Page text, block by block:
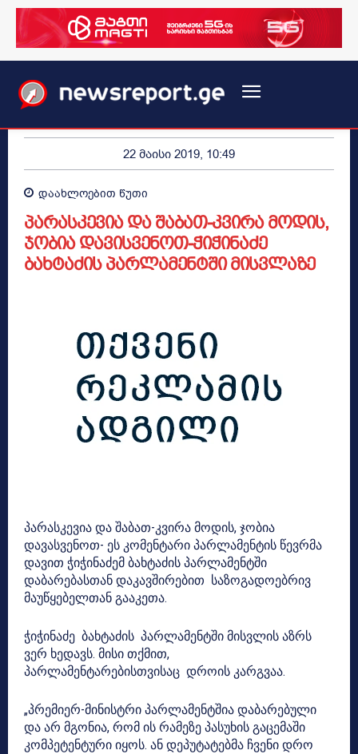
22 მაისი 2019, 10:49
დაახლოებით წუთი
პარასკევია და შაბათ-კვირა მოდის,
ჯობია დავისვენოთ-ჭიჭინაძე
ბახტაძის პარლამენტში მისვლაზე
პარასკევია და შაბათ-კვირა მოდის, ჯობია
დავასვენოთ- ეს კომენტარი პარლამენტის წევრმა
დავით ჭიჭინაძემ ბახტაძის პარლამენტში
დაბარებასთან დაკავშირებით საზოგადოებრივ
მაუწყებელთან გააკეთა.
ჭიჭინაძე ბახტაძის პარლამენტში მისვლის აზრს
ვერ ხედავს. მისი თქმით,
პარლამენტარებისთვისაც დროის კარგვაა.
„პრემიერ-მინისტრი პარლამენტშია დაბარებული
და არ მგონია, რომ ის რამეზე პასუხის გაცემაში
კომპეტენტური იყოს. ან დეპუტატებმა ჩვენი დრო